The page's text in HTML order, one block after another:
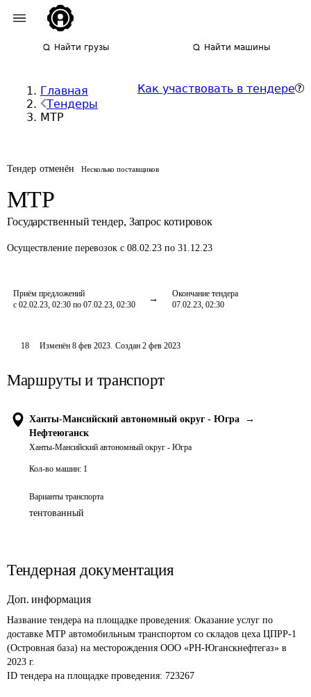
Найти грузы Найти машины
Главная
Тендеры
МТР
Как участвовать в тендере
Тендер отменён Несколько поставщиков
МТР
Государственный тендер, Запрос котировок
Осуществление перевозок с 08.02.23 по 31.12.23
Приём предложений
с 02.02.23, 02:30 по 07.02.23, 02:30
Окончание тендера
07.02.23, 02:30
18 Изменён8 фев 2023. Создан 2 фев 2023
Маршруты и транспорт
Ханты-Мансийский автономный округ - Югра
→
Нефтеюганск
Ханты-Мансийский автономный округ - Югра
Кол-во машин: 1
Варианты транспорта
тентованный
Тендерная документация
Доп. информация
Название тендера на площадке проведения: Оказание услуг по
доставке МТР автомобильным транспортом со складов цеха ЦПРР-1
(Островная база) на месторождения ООО «РН-Юганскнефтегаз» в
2023 г.
ID тендера на площадке проведения: 723267